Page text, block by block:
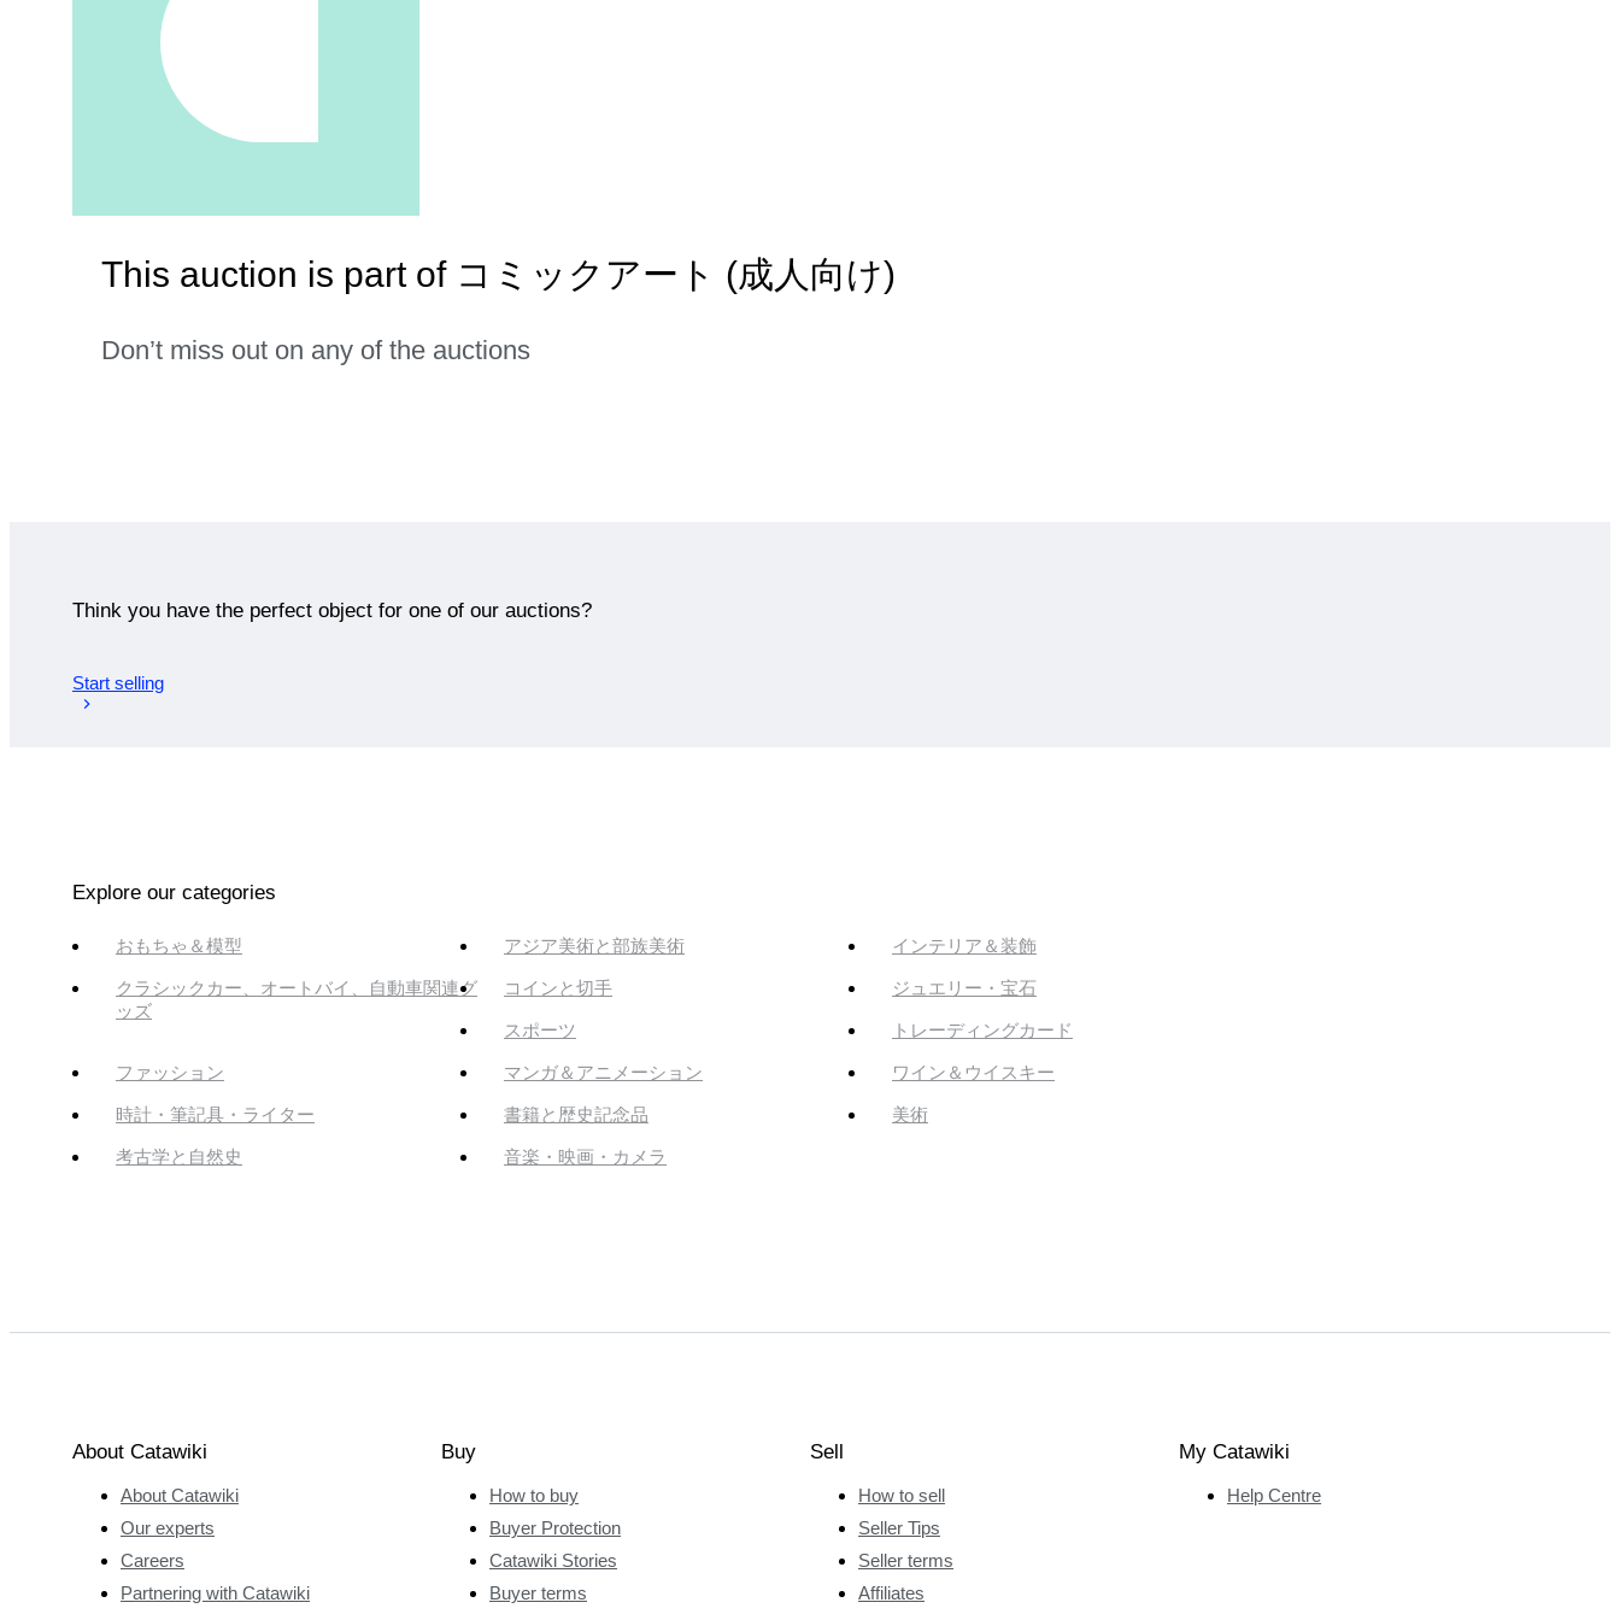
This auction is part of コミックアート (成人向け)
Don’t miss out on any of the auctions
Think you have the perfect object for one of our auctions?
Start selling
Explore our categories
おもちゃ＆模型 アジア美術と部族美術 インテリア＆装飾
クラシックカー、オートバイ、自動車関連グ
ッズ
コインと切手 ジュエリー・宝石
スポーツ トレーディングカード
ファッション マンガ＆アニメーション ワイン＆ウイスキー
時計・筆記具・ライター 書籍と歴史記念品 美術
考古学と自然史 音楽・映画・カメラ
About Catawiki
About Catawiki
Our experts
Careers
Partnering with Catawiki
Buy
How to buy
Buyer Protection
Catawiki Stories
Buyer terms
Sell
How to sell
Seller Tips
Seller terms
Affiliates
My Catawiki
Help Centre